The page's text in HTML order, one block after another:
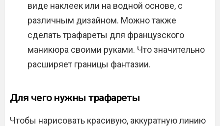
виде наклеек или на водной основе, с
различным дизайном. Можно также
сделать трафареты для французского
маникюра своими руками. Что значительно
расширяет границы фантазии.
Для чего нужны трафареты
Чтобы нарисовать красивую, аккуратную линию